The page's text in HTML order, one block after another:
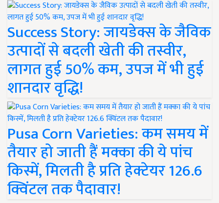
Success Story: जायडेक्स के जैविक
उत्पादों से बदली खेती की तस्वीर,
लागत हुई 50% कम, उपज में भी हुई
शानदार वृद्धि!
Pusa Corn Varieties: कम समय में
तैयार हो जाती हैं मक्का की ये पांच
किस्में, मिलती है प्रति हेक्टेयर 126.6
क्विंटल तक पैदावार!